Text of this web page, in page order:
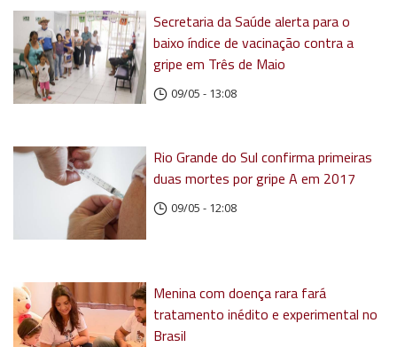
Secretaria da Saúde alerta para o
baixo índice de vacinação contra a
gripe em Três de Maio
09/05 - 13:08
Rio Grande do Sul confirma primeiras
duas mortes por gripe A em 2017
09/05 - 12:08
Menina com doença rara fará
tratamento inédito e experimental no
Brasil